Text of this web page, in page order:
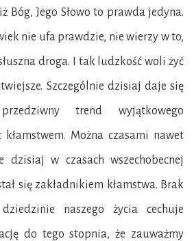
Bóg, Jego Słowo to prawda jedyna.
nie ufa prawdzie, nie wierzy w to,
droga. I tak ludzkość woli żyć
Szczególnie dzisiaj daje się
trend wyjątkowego
Można czasami nawet
dzisiaj w czasach wszechobecnej
się zakładnikiem kłamstwa. Brak
naszego życia cechuje
do tego stopnia, że zauważmy